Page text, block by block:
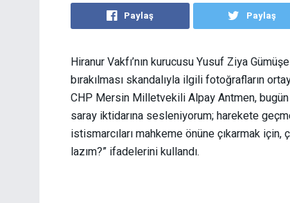
Paylaş Paylaş
Hiranur Vakfı’nın kurucusu Yusuf Ziya
bırakılması skandalıyla ilgili fotoğrafların
CHP Mersin Milletvekili Alpay Antmen,
saray iktidarına sesleniyorum; harekete
istismarcıları mahkeme önüne çıkarmak
lazım?” ifadelerini kullandı.